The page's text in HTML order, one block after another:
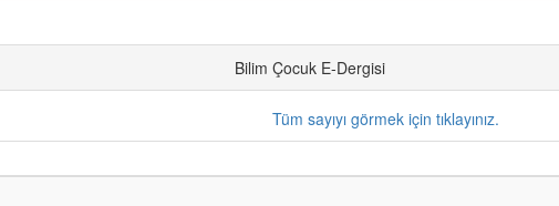
Bilim Çocuk E-Dergisi
Tüm sayıyı görmek için tıklayınız.